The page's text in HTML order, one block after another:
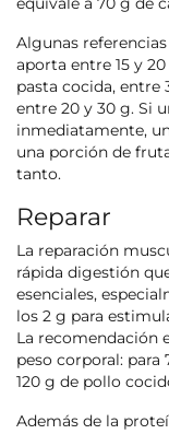
Algunas
aporta entre 15 y
pasta cocida, entre
entre 20 y 30 g. Si
inmediatamente,
una porción de
tanto.
Reparar
La reparación
rápida digestión
esenciales,
los 2 g para
La recomendación
peso corporal: para
120 g de pollo
Además de la